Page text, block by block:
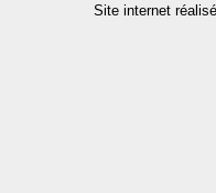
Site internet